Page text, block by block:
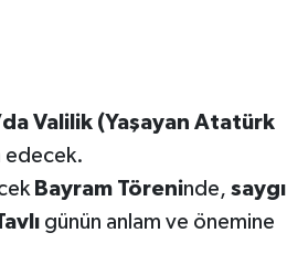
Valilik (Yaşayan Atatürk
Bayram Töreninde, saygı
günün anlam ve önemine